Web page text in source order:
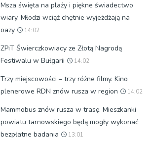
Msza święta na plaży i piękne świadectwo
wiary. Młodzi wciąż chętnie wyjeżdżają na
oazy
14:02
ZPiT Świerczkowiacy ze Złotą Nagrodą
Festiwalu w Bułgarii
14:02
Trzy miejscowości – trzy różne filmy. Kino
plenerowe RDN znów rusza w region
14:02
Mammobus znów rusza w trasę. Mieszkanki
powiatu tarnowskiego będą mogły wykonać
bezpłatne badania
13:01